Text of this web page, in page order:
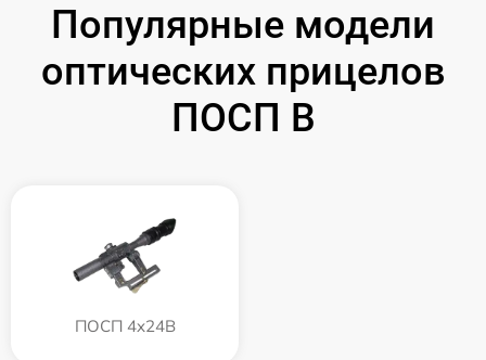
Популярные модели
оптических прицелов
ПОСП B
ПОСП 4x24B